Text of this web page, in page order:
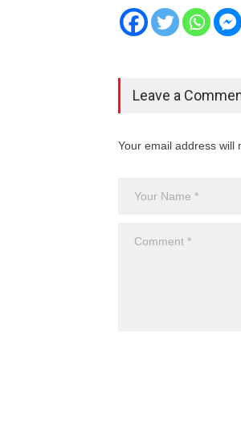
Leave a
Your email address will